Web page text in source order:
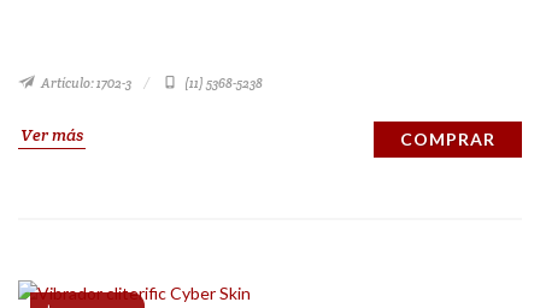
Artículo: 1702-3 (11) 5368-5238
Ver más COMPRAR